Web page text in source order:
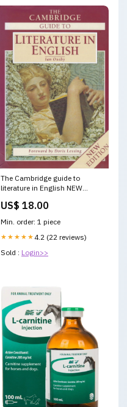
The Cambridge guide to
literature in English NEW
US$ 18.00
Min. order: 1 piece
★★★★★ 4.2 (22 reviews)
Sold : Login>>